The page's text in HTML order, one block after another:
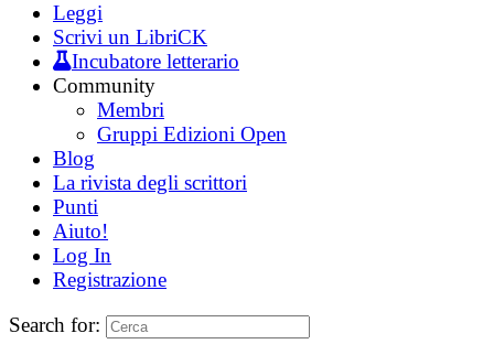
Leggi
Scrivi un LibriCK
Incubatore letterario
Community
Membri
Gruppi Edizioni Open
Blog
La rivista degli scrittori
Punti
Aiuto!
Log In
Registrazione
Search for: